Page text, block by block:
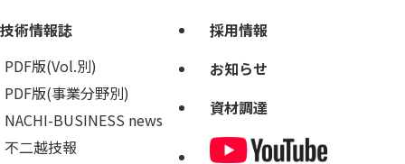
技術情報誌
PDF版(Vol.別)
PDF版(事業分野別)
NACHI-BUSINESS news
不二越技報
採用情報
お知らせ
資材調達